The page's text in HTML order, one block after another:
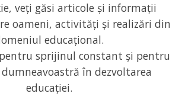
veți găsi articole și informații
oameni, activități și realizări din
educațional.
sprijinul constant și pentru
în dezvoltarea
educației.